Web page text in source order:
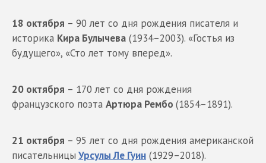
18 октября – 90 лет со дня рождения писателя и
историка Кира Булычева (1934–2003). «Гостья из
будущего», «Сто лет тому вперед».
20 октября – 170 лет со дня рождения
французского поэта Артюра Рембо (1854–1891).
21 октября – 95 лет со дня рождения американской
писательницы Урсулы Ле Гуин (1929–2018).